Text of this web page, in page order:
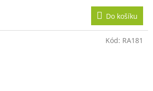
Do košíku
Kód: RA181